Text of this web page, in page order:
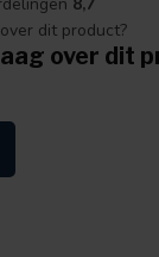
over dit